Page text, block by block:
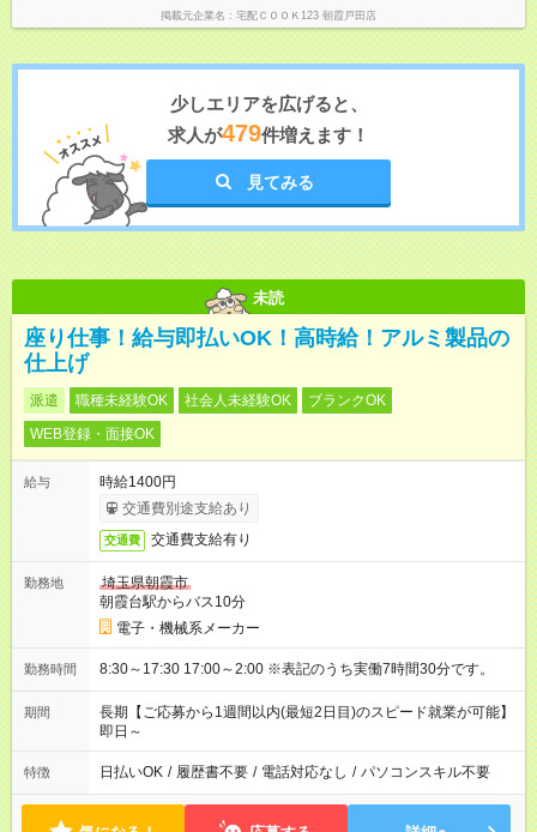
掲載元企業名 宅配ＣＯＯＫ123 朝霞戸田店
少しエリアを広げると、
求人が479件増えます！
見てみる
未読
座り仕事！給与即払いOK！高時給！アルミ製品の
仕上げ
派遣 職種未経験OK 社会人未経験OK
ブランクOK
WEB登録・面接OK
給与
時給1400円
交通費別途支給あり
交通費 交通費支給有り
勤務地
埼玉県朝霞市
朝霞台駅からバス10分
電子・機械系メーカー
勤務時間 8:30～17:30 17:00～2:00 ※表記のうち実働7時間30分です。
期間
長期【ご応募から1週間以内(最短2日目)のスピード就業が可能】
即日～
特徴 日払いOK / 履歴書不要 / 電話対応なし / パソコンスキル不要